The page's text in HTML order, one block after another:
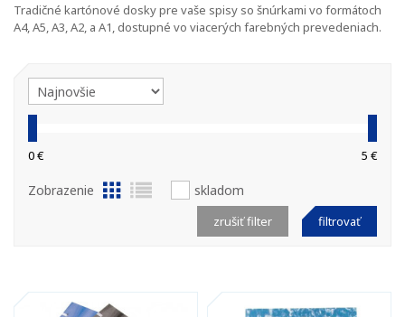
Tradičné kartónové dosky pre vaše spisy so šnúrkami vo formátoch
A4, A5, A3, A2, a A1, dostupné vo viacerých farebných prevedeniach.
0 € 5 €
Zobrazenie skladom
filtrovať
zrušiť filter